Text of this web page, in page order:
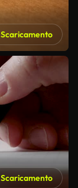
Scaricamento
Scaricamento